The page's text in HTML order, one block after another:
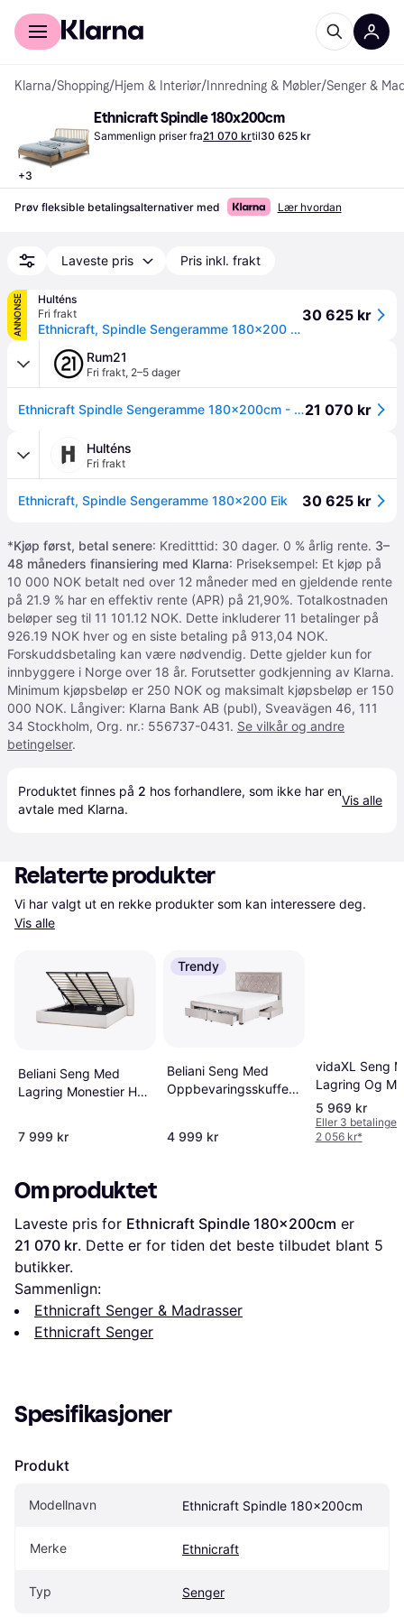
For kunder
Klarna/Shopping/Hjem & Interiør/ Innredning & Møbler/Senger &
+3
Ethnicraft Spindle 180x200cm
Sammenlign priser fra21 070 krtil30 625 kr
Prøv fleksible betalingsalternativer med Lær hvordan
Laveste pris Pris inkl. frakt
ANNONSE
Hulténs
Fri frakt
Ethnicraft, Spindle Sengeramme 180x200 Eik
30 625 kr
Rum21
Fri frakt, 2–5 dager
Ethnicraft Spindle Sengeramme 180x200cm - Senger Massiv Eik - 5124621 070 kr
Hulténs
Fri frakt
Ethnicraft, Spindle Sengeramme 180x200 Eik 30 625 kr
*Kjøp først, betal senere: Kreditttid: 30 dager. 0 % årlig rente. 3–
48 måneders finansiering med Klarna: Priseksempel: Et kjøp på
10 000 NOK betalt ned over 12 måneder med en gjeldende rente
på 21.9 % har en effektiv rente (APR) på 21,90%. Totalkostnaden
beløper seg til 11 101.12 NOK. Dette inkluderer 11 betalinger på
926.19 NOK hver og en siste betaling på 913,04 NOK.
Forskuddsbetaling kan være nødvendig. Dette gjelder kun for
innbyggere i Norge over 18 år. Forutsetter godkjenning av Klarna.
Minimum kjøpsbeløp er 250 NOK og maksimalt kjøpsbeløp er 150
000 NOK. Långiver: Klarna Bank AB (publ), Sveavägen 46, 111
34 Stockholm, Org. nr.: 556737-0431. Se vilkår og andre
betingelser.
Produktet finnes på 2 hos forhandlere, som ikke har en
avtale med Klarna.
Vis alle
Relaterte produkter
Vis alle
Beliani Seng Med
Lagring Monestier Hvit
7 999 kr
Trendy
Beliani Seng Med
Oppbevaringsskuffer
4 999 kr
vidaXL Seng
Lagring Og
Lysegrå 180
Fløyel
5 969 kr
Eller 3 betalinger
2 056 kr*
Om produktet
Laveste pris for Ethnicraft Spindle 180x200cm
21 070 kr. Dette er for tiden det beste tilbudet blant 5
butikker.
Sammenlign:
Ethnicraft Senger & Madrasser
Ethnicraft Senger
Spesifikasjoner
Produkt
Modellnavn Ethnicraft Spindle 180x200cm
Merke Ethnicraft
Typ Senger